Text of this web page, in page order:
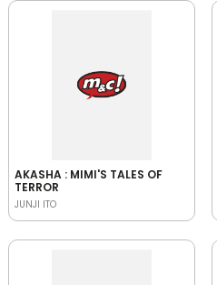
AKASHA : MIMI'S TALES OF
TERROR
JUNJI ITO